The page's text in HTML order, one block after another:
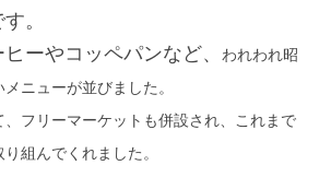
。
ーやコッペパンなど、 われわれ昭
ニューが並びました。
、フリーマーケットも併設され、これまで
組んでくれました。